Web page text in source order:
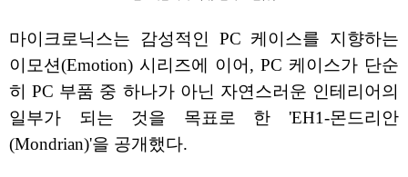
마이크로닉스는 감성적인 PC 케이스를 지향하는
이모션(Emotion) 시리즈에 이어, PC 케이스가 단순
히 PC 부품 중 하나가 아닌 자연스러운 인테리어의
일부가 되는 것을 목표로 한 'EH1-몬드리안
(Mondrian)'을 공개했다.